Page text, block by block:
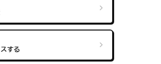
する